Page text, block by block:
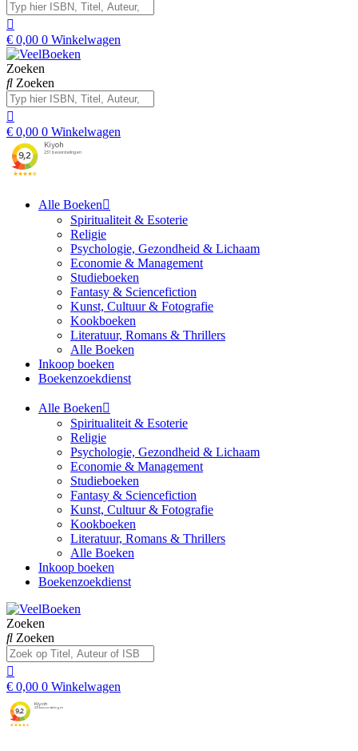
€ 0,00 0 Winkelwagen
Zoeken
Zoeken
€ 0,00 0 Winkelwagen
Alle Boeken
Spiritualiteit & Esoterie
Religie
Psychologie, Gezondheid & Lichaam
Economie & Management
Studieboeken
Fantasy & Sciencefiction
Kunst, Cultuur & Fotografie
Kookboeken
Literatuur, Romans & Thrillers
Alle Boeken
Inkoop boeken
Boekenzoekdienst
Alle Boeken
Spiritualiteit & Esoterie
Religie
Psychologie, Gezondheid & Lichaam
Economie & Management
Studieboeken
Fantasy & Sciencefiction
Kunst, Cultuur & Fotografie
Kookboeken
Literatuur, Romans & Thrillers
Alle Boeken
Inkoop boeken
Boekenzoekdienst
Zoeken
Zoeken
€ 0,00 0 Winkelwagen